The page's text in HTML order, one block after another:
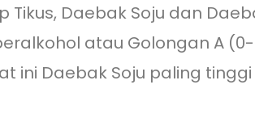
Tikus, Daebak Soju dan
atau Golongan A
ini Daebak Soju paling